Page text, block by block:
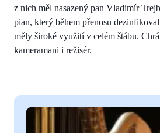
z nich měl nasazený pan Vladimír
pian, který během přenosu
měly široké využití v celém štábu.
kameramani i režisér.